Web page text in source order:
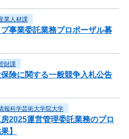
業人材課
事業委託業務プロポーザル募
財課
険に関する一般競争入札公告
報科学芸術大学院大学
2025運営管理委託業務のプロ
】